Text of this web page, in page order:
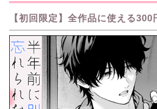
【初回限定】全作品に使える300